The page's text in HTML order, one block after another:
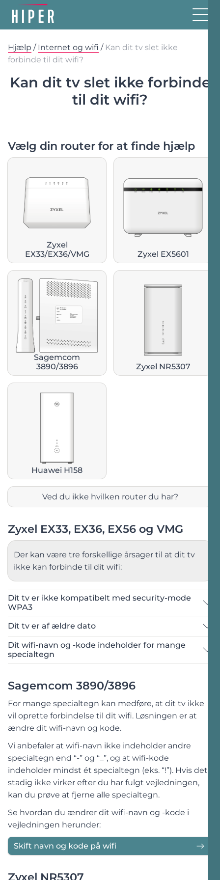
Hjælp / Internet og wifi / Kan dit tv slet ikke
forbinde til dit wifi?
Kan dit tv slet ikke forbinde
til dit wifi?
Vælg din router for at finde hjælp
Zyxel
EX33/EX36/VMG
Zyxel EX5601
Sagemcom
3890/3896
Zyxel NR5307
Huawei H158
Ved du ikke hvilken router du har?
Zyxel EX33, EX36, EX56 og VMG
Der kan være tre forskellige årsager til at dit tv
ikke kan forbinde til dit wifi:
Dit tv er ikke kompatibelt med security-mode
WPA3
Sørg for at du er forbundet til routerens
netværk enten via wifi eller netværkskabel.
Åbn en browser og forbind til din routers
admin-panel på
Log ind med oplysningerne der står bag på
din router:
Adgangskode: står ud forLogin Password
Dit tv er af ældre dato
netværk enten via wifi eller netværkskabel.
Åbn en browser og forbind til din routers
Log ind med oplysningerne der står bag på
din router:
Brugernavn:admin
Adgangskode: står ud forLogin Password
Dit wifi-navn og -kode indeholder for mange
specialtegn
Skift navn og kode på wifi
Sagemcom 3890/3896
For mange specialtegn kan medføre, at dit tv ikke
vil oprette forbindelse til dit wifi. Løsningen er at
ændre dit wifi-navn og kode.
Vi anbefaler at wifi-navn ikke indeholder andre
specialtegn end “-” og “_”, og at wifi-kode
indeholder mindst ét specialtegn (eks. “!”). Hvis det
stadig ikke virker efter du har fulgt vejledningen,
kan du prøve at fjerne alle specialtegn.
Se hvordan du ændrer dit wifi-navn og -kode i
vejledningen herunder:
Skift navn og kode på wifi